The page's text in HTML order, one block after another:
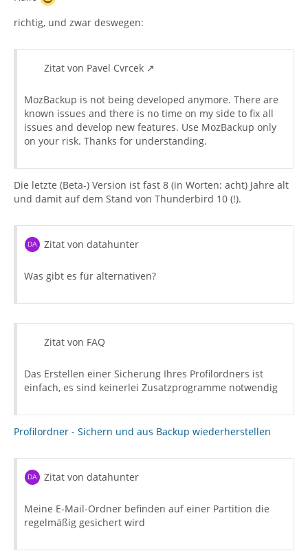
richtig, und zwar deswegen:
Zitat von Pavel Cvrcek
MozBackup is not being developed anymore. There are
known issues and there is no time on my side to fix all
issues and develop new features. Use MozBackup only
on your risk. Thanks for understanding.
Die letzte (Beta-) Version ist fast 8 (in Worten: acht) Jahre alt
und damit auf dem Stand von Thunderbird 10 (!).
Zitat von datahunter
Was gibt es für alternativen?
Zitat von FAQ
Das Erstellen einer Sicherung Ihres Profilordners ist
einfach, es sind keinerlei Zusatzprogramme notwendig
Profilordner - Sichern und aus Backup wiederherstellen
Zitat von datahunter
Meine E-Mail-Ordner befinden auf einer Partition die
regelmäßig gesichert wird